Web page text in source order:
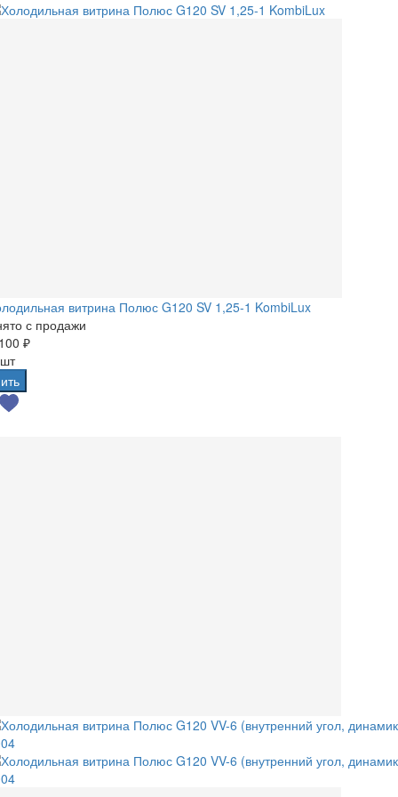
витрина Полюс G120 SV 1,25-1 KombiLux
с продажи
₽